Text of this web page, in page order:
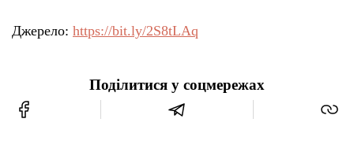
Джерело: https://bit.ly/2S8tLAq
Поділитися у соцмережах